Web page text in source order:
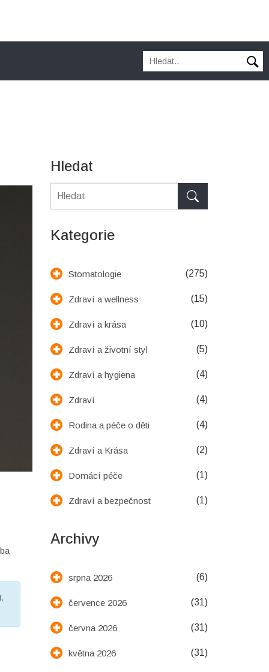
Hledat
Kategorie
Stomatologie (275)
Zdraví a wellness (15)
Zdraví a krása (10)
Zdraví a životní styl (5)
Zdraví a hygiena (4)
Zdraví (4)
Rodina a péče o děti (4)
Zdraví a Krása (2)
Domácí péče (1)
Zdraví a bezpečnost (1)
Archivy
srpna 2026 (6)
července 2026 (31)
června 2026 (31)
května 2026 (31)